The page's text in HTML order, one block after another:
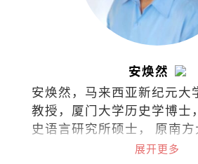
安焕然
安焕然，马来西亚新纪元大
教授，厦门大学历史学博士
史语言研究所硕士， 原南
长。著有著作有《乡土. 饮
展开更多